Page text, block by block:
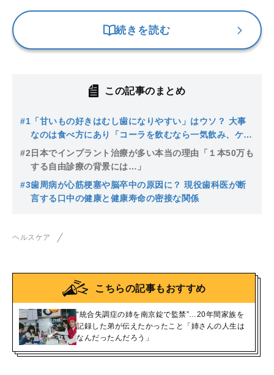
続きを読む
この記事のまとめ
#1 「甘いもの好きはむし歯になりやすい」はウソ？ 大事
なのは食べ方にあり「コーラを飲むなら一気飲み、ケー
キなら…」
#2 日本でインプラント治療が多い本当の理由「１本50万も
する自由診療の背景には…」
#3歯周病が心筋梗塞や脳卒中の原因に？ 現役歯科医が断
言する口中の健康と健康寿命の密接な関係
ヘルスケア
こちらの記事もおすすめ
“統合失調症の姉を南京錠で監禁”…20年間家族を
記録した弟が伝えたかったこと「姉さんの人生は
なんだったんだろう」